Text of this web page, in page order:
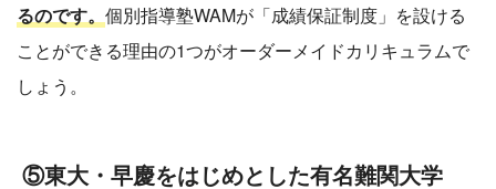
るのです。 個別指導塾WAMが「成績保証制度」を設ける
ことができる理由の1つがオーダーメイドカリキュラムで
しょう。
⑤東大・早慶をはじめとした有名難関大学